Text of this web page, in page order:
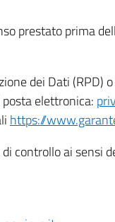
prestato prima
dei Dati (RPD)
elettronica:
https://
controllo ai sensi